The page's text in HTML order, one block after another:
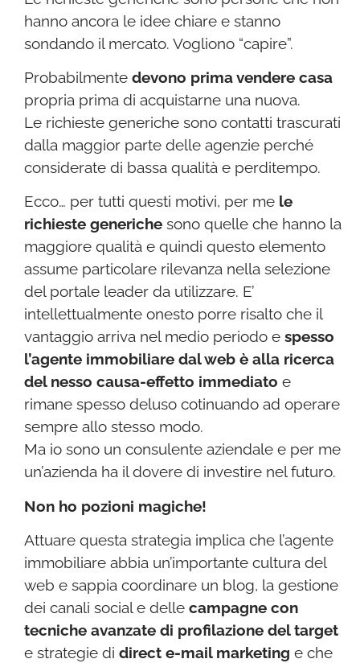
hanno ancora le idee chiare e stanno
sondando il mercato. Vogliono “capire”.
Probabilmentedevono prima vendere casa
propria prima di acquistarne una nuova.
Le richieste generiche sono contatti trascurati
dalla maggior parte delle agenzie perché
considerate di bassa qualità e perditempo.
Ecco… per tutti questi motivi, per me le
richieste generiche sono quelle che hanno la
maggiore qualità e quindi questo elemento
assume particolare rilevanza nella selezione
del portale leader da utilizzare. E’
intellettualmente onesto porre risalto che il
vantaggio arriva nel medio periodo espesso
l’agente immobiliare dal web è alla ricerca
del nesso causa-effetto immediato e
rimane spesso deluso cotinuando ad operare
sempre allo stesso modo.
Ma io sono un consulente aziendale e per me
un’azienda ha il dovere di investire nel futuro.
Non ho pozioni magiche!
Attuare questa strategia implica che l’agente
immobiliare abbia un’importante cultura del
web e sappia coordinare un blog, la gestione
dei canali social e dellecampagne con
tecniche avanzate di profilazione del target
e strategie didirect e-mail marketing e che